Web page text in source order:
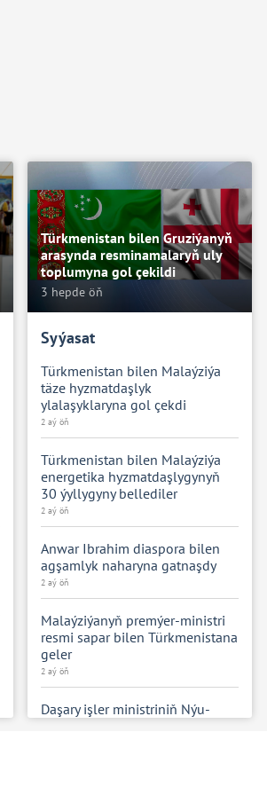
Türkmenistan bilen Gruziýanyň
arasynda resminamalaryň uly
toplumyna gol çekildi
3 hepde öň
Syýasat
Türkmenistan bilen Malaýziýa
täze hyzmatdaşlyk
ylalaşyklaryna gol çekdi
2 aý öň
Türkmenistan bilen Malaýziýa
energetika hyzmatdaşlygynyň
30 ýyllygyny bellediler
2 aý öň
Anwar Ibrahim diaspora bilen
agşamlyk naharyna gatnaşdy
2 aý öň
Malaýziýanyň premýer-ministri
resmi sapar bilen Türkmenistana
geler
2 aý öň
Daşary işler ministriniň Nýu-